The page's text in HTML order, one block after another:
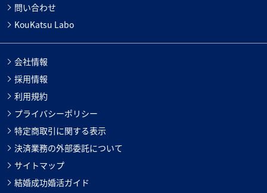
問い合わせ
KouKatsu Labo
会社情報
採用情報
利用規約
プライバシーポリシー
特定商取引に関する表示
決済業務の外部委託について
サイトマップ
結婚成功婚活ガイド